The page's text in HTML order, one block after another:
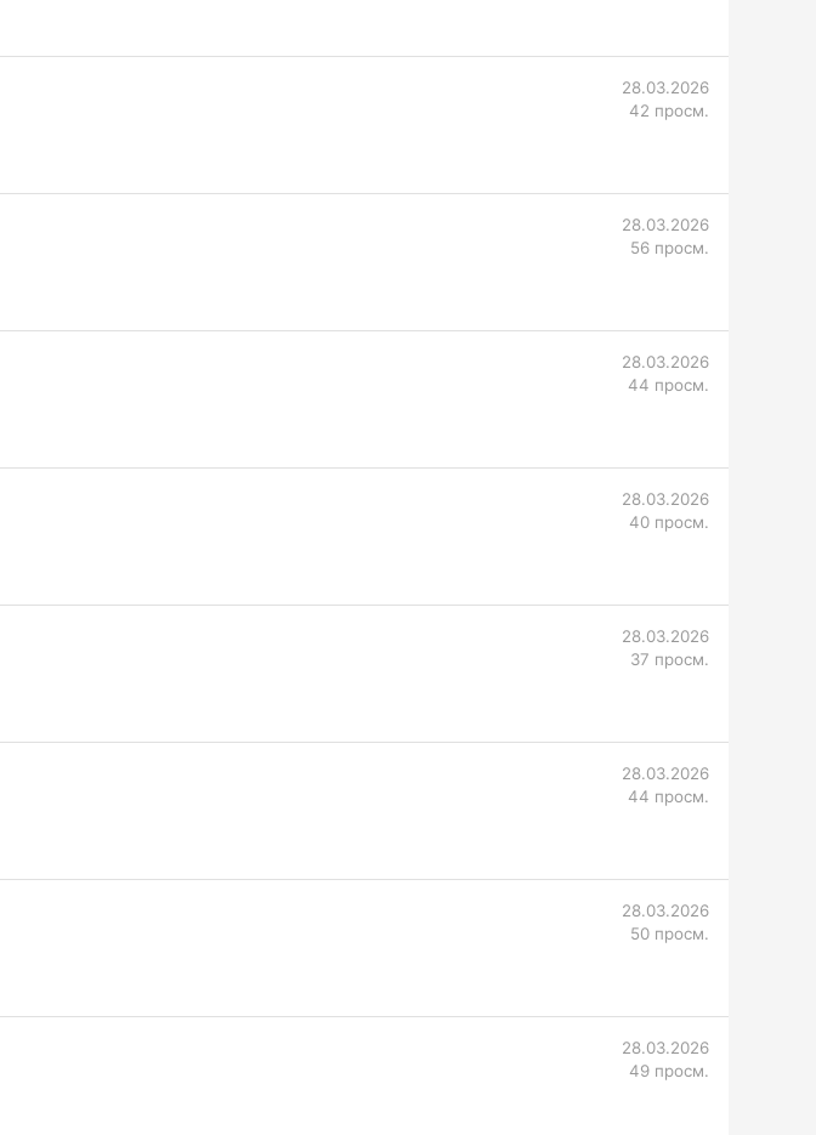
28.03.2026
42 просм.
28.03.2026
56 просм.
28.03.2026
44 просм.
28.03.2026
40 просм.
28.03.2026
37 просм.
28.03.2026
44 просм.
28.03.2026
50 просм.
28.03.2026
49 просм.